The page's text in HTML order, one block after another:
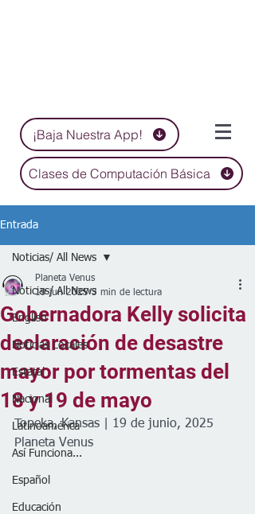
¡Baja Nuestra App!
Clases de Computación Básica
Entrada
Noticias/ All News
English
Noticias Locales
Estatal
Nacional
Latinoamérica
Así Funciona...
Español
Educación
Noticias/ All News
Gobernadora Kelly solicita
declaración de desastre
mayor por tormentas del
18 y 19 de mayo
Planeta Venus
19 jun 2025 3 min de lectura
Topeka, Kansas | 19 de junio, 2025
Planeta Venus